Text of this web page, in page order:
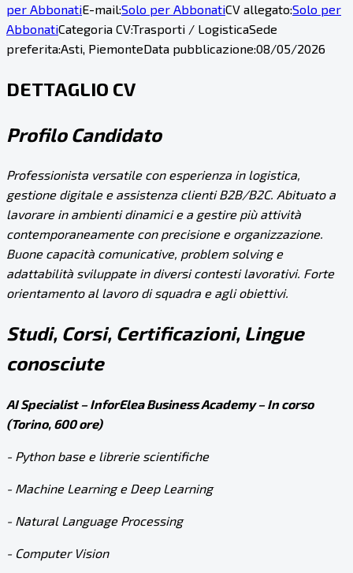
per AbbonatiE-mail:Solo per AbbonatiCV allegato:Solo per
AbbonatiCategoria CV:Trasporti / LogisticaSede
preferita:Asti, PiemonteData pubblicazione:08/05/2026
DETTAGLIO CV
Profilo Candidato
Professionista versatile con esperienza in logistica,
gestione digitale e assistenza clienti B2B/B2C. Abituato a
lavorare in ambienti dinamici e a gestire più attività
contemporaneamente con precisione e organizzazione.
Buone capacità comunicative, problem solving e
adattabilità sviluppate in diversi contesti lavorativi. Forte
orientamento al lavoro di squadra e agli obiettivi.
Studi, Corsi, Certificazioni, Lingue
conosciute
AI Specialist – InforElea Business Academy – In corso
(Torino, 600 ore)
- Python base e librerie scientifiche
- Machine Learning e Deep Learning
- Natural Language Processing
- Computer Vision